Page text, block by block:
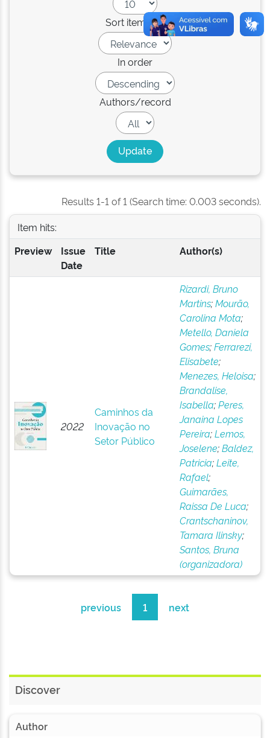
Sort items by
In order
Authors/record
Results 1-1 of 1 (Search time: 0.003 seconds).
Item hits:
Preview
Issue
Date
Title Author(s)
2022
Caminhos da
Inovação no
Setor Público
Rizardi, Bruno
Martins;Mourão,
Carolina Mota;
Metello, Daniela
Gomes;Ferrarezi,
Elisabete;
Menezes, Heloisa;
Brandalise,
Isabella;Peres,
Janaina Lopes
Pereira;Lemos,
Joselene;Baldez,
Patricia;Leite,
Rafael;
Guimarães,
Raissa De Luca;
Crantschaninov,
Tamara Ilinsky;
Santos, Bruna
(organizadora)
previous 1 next
Discover
Author